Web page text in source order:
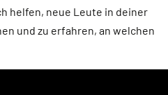
helfen, neue Leute in deiner
und zu erfahren, an welchen